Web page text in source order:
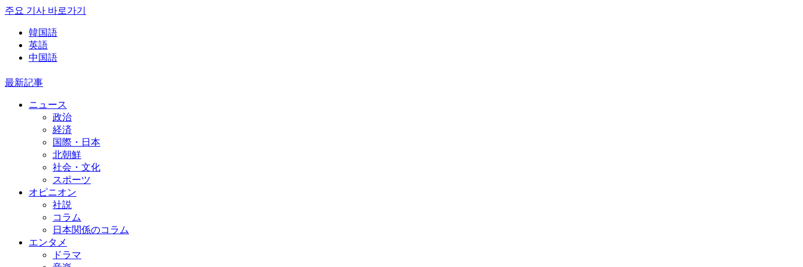
주요 기사 바로가기
韓国語
英語
中国語
最新記事
ニュース
政治
経済
国際・日本
北朝鮮
社会・文化
スポーツ
オピニオン
社説
コラム
日本関係のコラム
エンタメ
ドラマ